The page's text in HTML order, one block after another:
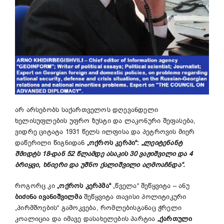
არ არსებობს საქართველოს დღევანდელი
ხელისუფლების უფრო ზუსტი და ლაკონური შეფასება,
ვიდრე ციტატა 1931 წელს ილფისა და პეტროვის მიერ
დაწერილი წიგნიდან „ოქროს კერპი“: „ლეიტენანტ
შმიდტს 18-დან 52 წლამდე ასაკის 30 ვაჟიშვილი და 4
ბრიყვი, ხნიერი და უშნო ქალიშვილი აღმოაჩნდა“.
როგორც კი„ოქროს კერპმა“„წველა“ შეწყვიტა – ანუ
ბიძინა ივანიშვილმაშეწყვიტა თავისი პოლიტიკური
„პირმშოების“ გამოკვება, რომლებისგანაც ჭრელი
კოალიცია და იმავე დასახელების პარტია „ქართული